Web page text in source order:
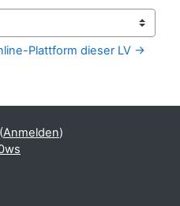
Plattform dieser LV →
Anmelden)